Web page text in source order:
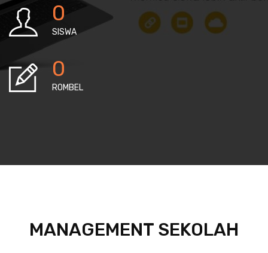
0
SISWA
0
ROMBEL
MANAGEMENT SEKOLAH